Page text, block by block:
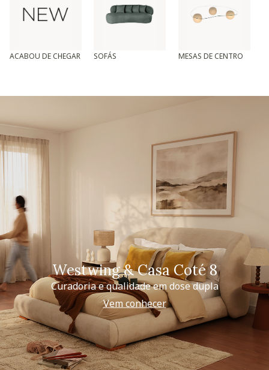
ACABOU DE CHEGAR SOFÁS MESAS DE CENTRO
Westwing & Casa Coté 8
Curadoria e qualidade em dose dupla
Vem conhecer